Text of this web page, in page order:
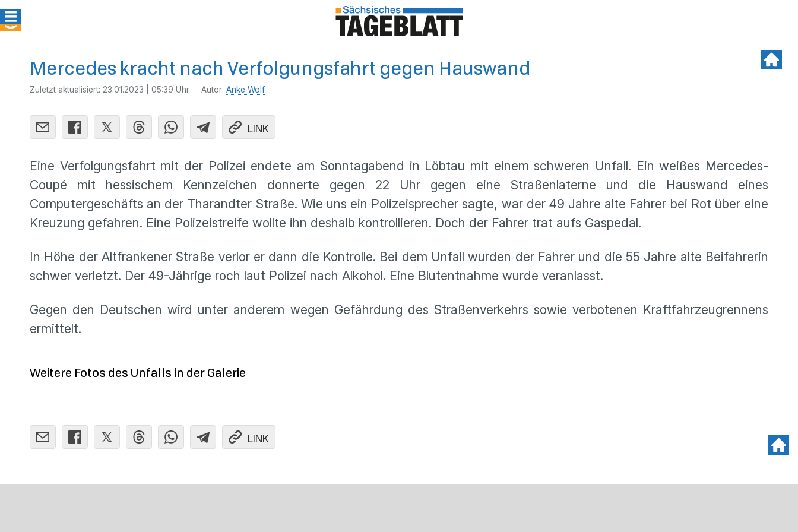
Mercedes kracht nach Verfolgungsfahrt gegen Hauswand
Zuletzt aktualisiert: 23.01.2023 | 05:39 Uhr Autor: Anke Wolf
LINK
Eine Verfolgungsfahrt mit der Polizei endete am Sonntagabend in Löbtau mit einem schweren Unfall. Ein weißes Mercedes-
Coupé mit hessischem Kennzeichen donnerte gegen 22 Uhr gegen eine Straßenlaterne und die Hauswand eines
Computergeschäfts an der Tharandter Straße. Wie uns ein Polizeisprecher sagte, war der 49 Jahre alte Fahrer bei Rot über eine
Kreuzung gefahren. Eine Polizeistreife wollte ihn deshalb kontrollieren. Doch der Fahrer trat aufs Gaspedal.
In Höhe der Altfrankener Straße verlor er dann die Kontrolle. Bei dem Unfall wurden der Fahrer und die 55 Jahre alte Beifahrerin
schwer verletzt. Der 49-Jährige roch laut Polizei nach Alkohol. Eine Blutentnahme wurde veranlasst.
Gegen den Deutschen wird unter anderem wegen Gefährdung des Straßenverkehrs sowie verbotenen Kraftfahrzeugrennens
ermittelt.
Weitere Fotos des Unfalls in der Galerie
LINK